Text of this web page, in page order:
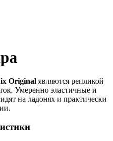
Original являются репликой
Умеренно эластичные и
на ладонях и практически